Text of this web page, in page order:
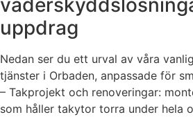
uppdrag
Nedan ser du ett urval av våra
tjänster i Orbaden, anpassade för
– Takprojekt och renoveringar:
som håller takytor torra under hela